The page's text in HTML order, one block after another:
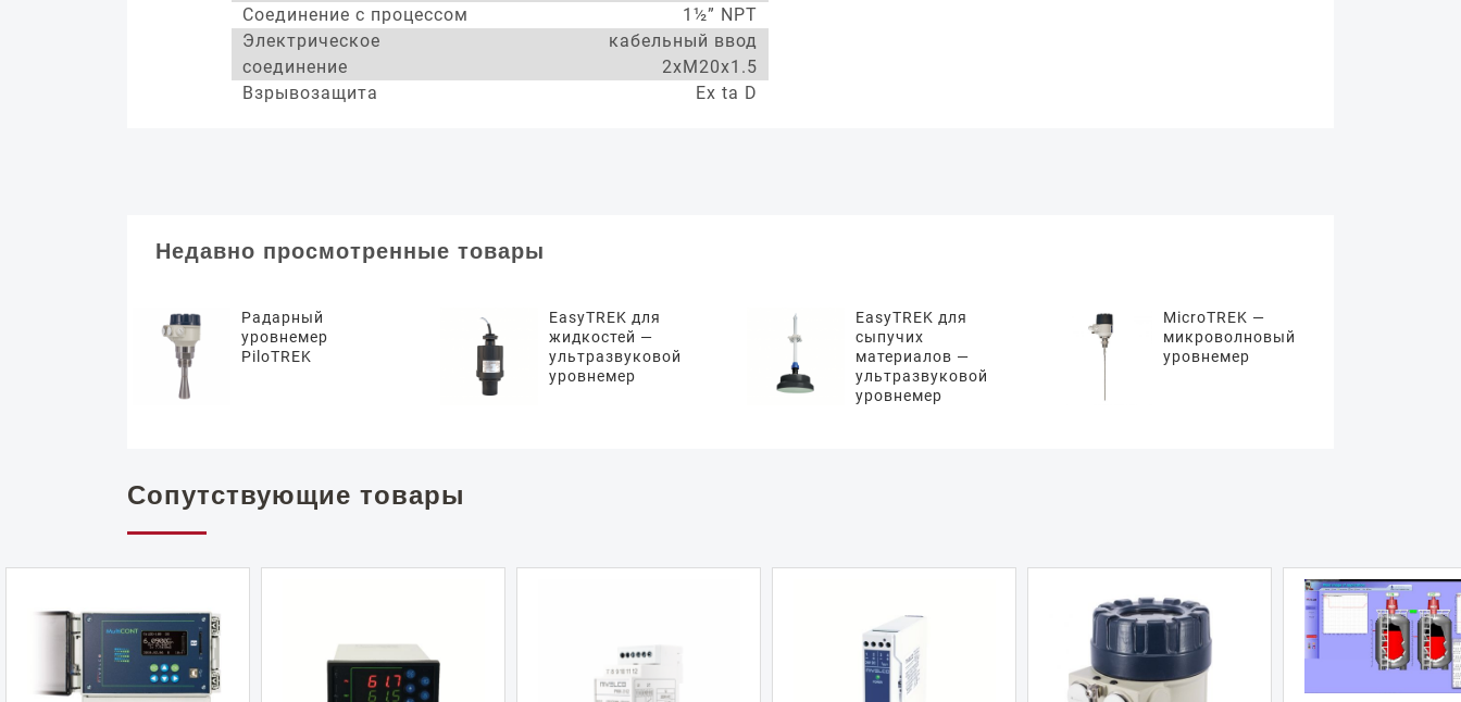
Соединение с процессом
1½” NPT
Электрическое
соединение
кабельный ввод
2xM20x1.5
Взрывозащита
Ex ta D
Недавно просмотренные товары
Радарный
уровнемер
PiloTREK
EasyTREK для
жидкостей —
ультразвуковой
уровнемер
EasyTREK для
сыпучих
материалов —
ультразвуковой
уровнемер
MicroTREK —
микроволновый
уровнемер
Сопутствующие товары